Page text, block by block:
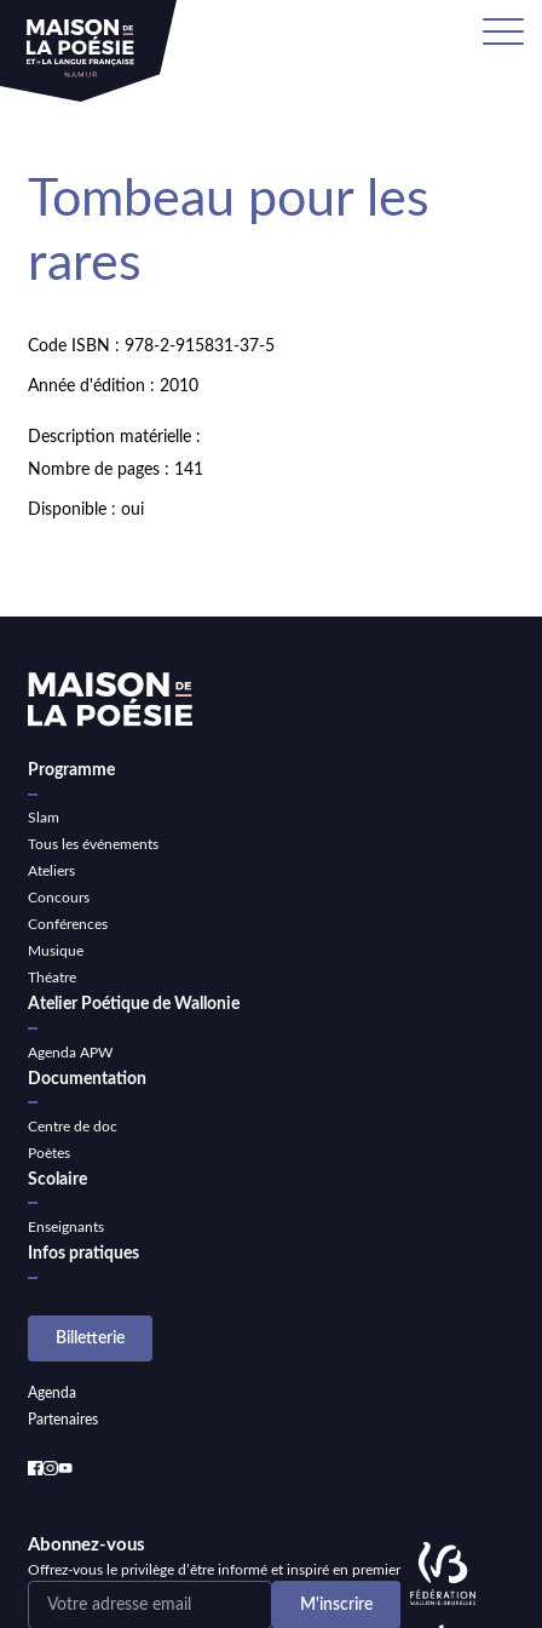
Tombeau pour les
rares
Code ISBN : 978-2-915831-37-5
Année d'édition : 2010
Description matérielle :
Nombre de pages : 141
Disponible : oui
Programme
Slam
Tous les événements
Ateliers
Concours
Conférences
Musique
Théatre
Atelier Poétique de Wallonie
Agenda APW
Documentation
Centre de doc
Poètes
Scolaire
Enseignants
Infos pratiques
Billetterie
Agenda
Partenaires
Abonnez-vous
Offrez-vous le privilège d’être informé et inspiré en premier